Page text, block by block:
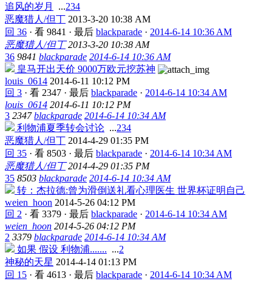
追风的岁月
...234
恶魔猎人/但丁 2013-3-20 10:38 AM
回 36 · 看 9841 · 最后 blackparade · 2014-6-14 10:36 AM
恶魔猎人/但丁 2013-3-20 10:38 AM
36 9841 blackparade 2014-6-14 10:36 AM
皇马开出天价 9000万欧元挖苏神
louis_0614 2014-6-11 10:12 PM
回 3 · 看 2347 · 最后 blackparade · 2014-6-14 10:34 AM
louis_0614 2014-6-11 10:12 PM
3 2347 blackparade 2014-6-14 10:34 AM
利物浦夏季转会讨论 ...234
恶魔猎人/但丁 2014-4-29 01:35 PM
回 35 · 看 8503 · 最后 blackparade · 2014-6-14 10:34 AM
恶魔猎人/但丁 2014-4-29 01:35 PM
35 8503 blackparade 2014-6-14 10:34 AM
转：杰拉德:曾为滑倒送礼看心理医生 世界杯证明自己
weien_hoon 2014-5-26 04:12 PM
回 2 · 看 3379 · 最后 blackparade · 2014-6-14 10:34 AM
weien_hoon 2014-5-26 04:12 PM
2 3379 blackparade 2014-6-14 10:34 AM
如果 假设 利物浦....... ...2
神秘的天星 2014-4-14 01:13 PM
回 15 · 看 4613 · 最后 blackparade · 2014-6-14 10:34 AM